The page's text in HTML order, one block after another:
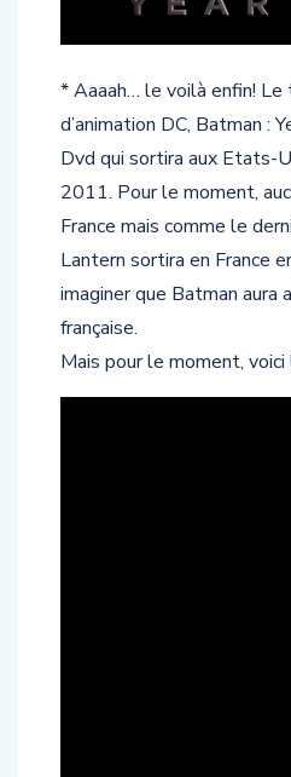
* Aaaah… le voilà enfin! Le
d’animation DC, Batman :
Dvd qui sortira aux Etats-
2011. Pour le moment,
France mais comme le
Lantern sortira en France
imaginer que Batman aura
française.